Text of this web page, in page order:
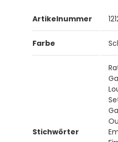
Artikelnummer
Farbe
Stichwörter